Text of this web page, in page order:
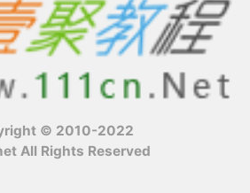
© 2010-2022
All Rights Reserved